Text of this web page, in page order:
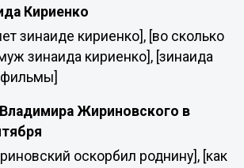
Кириенко
зинаиде кириенко], [во сколько
зинаида кириенко], [зинаида
Жириновского в
оскорбил роднину], [как